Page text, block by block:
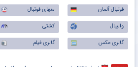
فوتبال آلمان
منهای فوتبال
والیبال
کشتی
گالری عکس
گالری فیلم